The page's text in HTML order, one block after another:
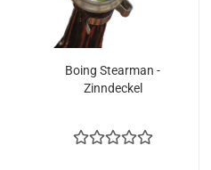
Boing Stearman -
Zinndeckel